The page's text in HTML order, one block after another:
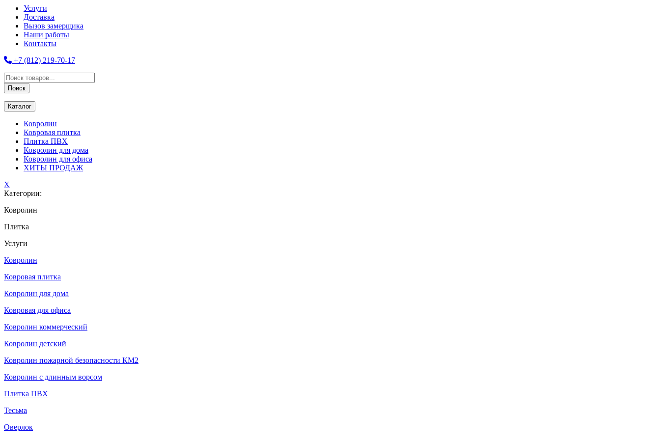
Услуги
Доставка
Вызов замерщика
Наши работы
Контакты
+7 (812) 219-70-17
Поиск
товаров
Поиск
Каталог
Ковролин
Ковровая плитка
Плитка ПВХ
Ковролин для дома
Ковролин для офиса
ХИТЫ ПРОДАЖ
X
Категории:
Ковролин
Плитка
Услуги
Ковролин
Ковровая плитка
Ковролин для дома
Ковровая для офиса
Ковролин коммерческий
Ковролин детский
Ковролин пожарной безопасности КМ2
Ковролин с длинным ворсом
Плитка ПВХ
Тесьма
Оверлок